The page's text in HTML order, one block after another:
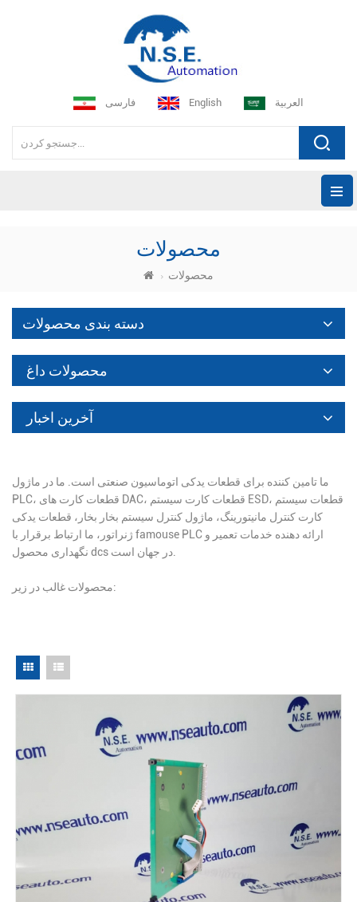
فارسی English العربية
محصولات
محصولات
دسته بندی محصولات
محصولات داغ
آخرین اخبار
ما تامین کننده برای قطعات یدکی اتوماسیون صنعتی است. ما در ماژول
PLC، قطعات کارت های DAC، قطعات کارت سیستم ESD، قطعات سیستم
کارت کنترل مانیتورینگ، ماژول کنترل سیستم بخار بخار، قطعات یدکی
ژنراتور، ما ارتباط برقرار با famouse PLC ارائه دهنده خدمات تعمیر و
محصولات غالب در زیر: